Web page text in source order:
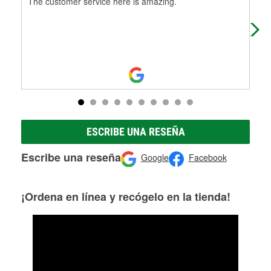
ESCRIBE UNA RESEÑA
Escribe una reseña Google Facebook
¡Ordena en línea y recógelo en la tienda!